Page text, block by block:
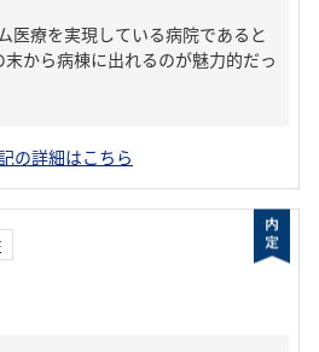
医療を実現している病院であると
から病棟に出れるのが魅力的だっ
の詳細はこちら